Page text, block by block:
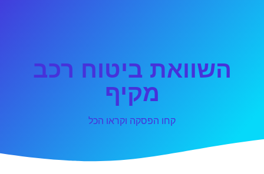
השוואת ביטוח רכב
מקיף
קחו הפסקה וקראו הכל